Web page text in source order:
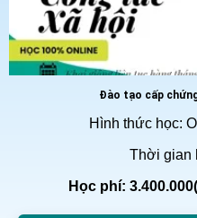
Đào tạo cấp
Hình thức học:
Thời gian
Học phí: